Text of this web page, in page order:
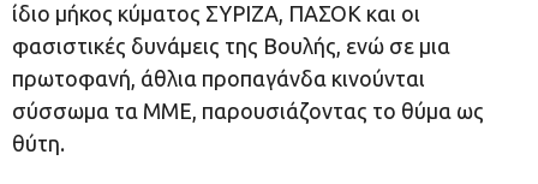
ίδιο μήκος κύματος ΣΥΡΙΖΑ, ΠΑΣΟΚ και οι
φασιστικές δυνάμεις της Βουλής, ενώ σε μια
πρωτοφανή, άθλια προπαγάνδα κινούνται
σύσσωμα τα ΜΜΕ, παρουσιάζοντας το θύμα ως
θύτη.